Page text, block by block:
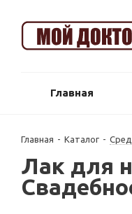
Главная
Главная - Каталог -
Лак для